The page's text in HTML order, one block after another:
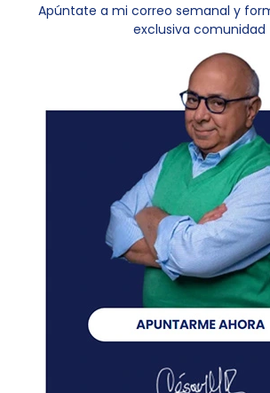
Apúntate a mi correo semanal y
exclusiva comunidad